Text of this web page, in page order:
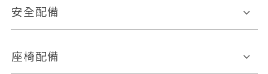
後視鏡方向指示燈
多功能方向盤
恆溫空調
安全配備
前座正面氣囊
座椅配備